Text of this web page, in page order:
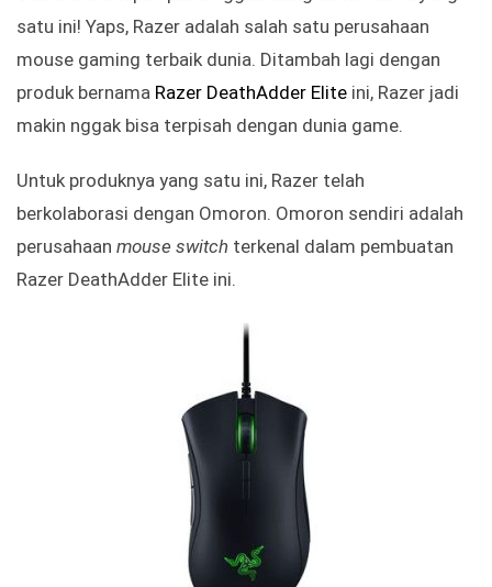
satu ini! Yaps, Razer adalah salah satu perusahaan
mouse gaming terbaik dunia. Ditambah lagi dengan
produk bernama Razer DeathAdder Elite ini, Razer jadi
makin nggak bisa terpisah dengan dunia game.
Untuk produknya yang satu ini, Razer telah
berkolaborasi dengan Omoron. Omoron sendiri adalah
perusahaan mouse switch terkenal dalam pembuatan
Razer DeathAdder Elite ini.